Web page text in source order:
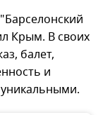
Крым. В своих
балет,
и
уникальными.